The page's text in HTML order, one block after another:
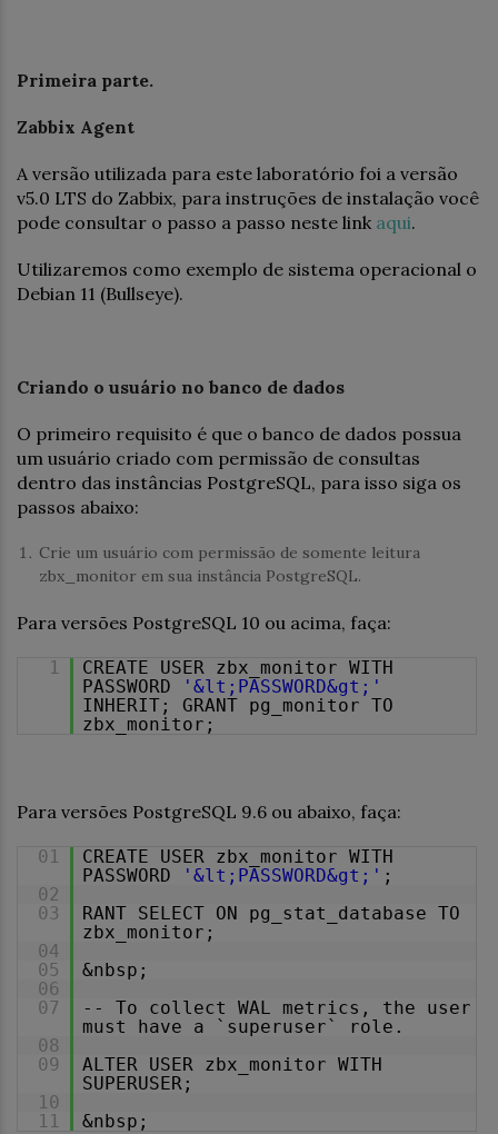
Primeira parte.
Zabbix Agent
A versão utilizada para este laboratório foi a versão
v5.0 LTS do Zabbix, para instruções de instalação você
pode consultar o passo a passo neste link aqui.
Utilizaremos como exemplo de sistema operacional o
Debian 11 (Bullseye).
Criando o usuário no banco de dados
O primeiro requisito é que o banco de dados possua
um usuário criado com permissão de consultas
dentro das instâncias PostgreSQL, para isso siga os
passos abaixo:
Crie um usuário com permissão de somente leitura
zbx_monitor em sua instância PostgreSQL.
Para versões PostgreSQL 10 ou acima, faça:
1
CREATE USER zbx_monitor WITH
PASSWORD
'&lt;PASSWORD&gt;'
INHERIT; GRANT pg_monitor TO
zbx_monitor;
Para versões PostgreSQL 9.6 ou abaixo, faça:
01
CREATE USER zbx_monitor WITH
PASSWORD
'&lt;PASSWORD&gt;' ;
02
03
RANT SELECT ON pg_stat_database TO
zbx_monitor;
04
05
&nbsp;
06
07
-- To collect WAL metrics, the user
must have a `superuser` role.
08
09
ALTER USER zbx_monitor WITH
SUPERUSER;
10
11
&nbsp;